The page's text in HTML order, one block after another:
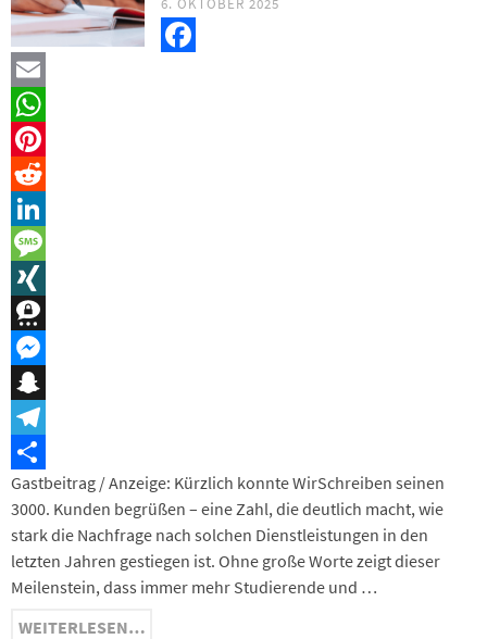
6. OKTOBER 2025
Facebook
Email
WhatsApp
Pinterest
Reddit
LinkedIn
Message
XING
Threema
Messenger
Snapchat
Telegram
Teilen
Gastbeitrag / Anzeige: Kürzlich konnte WirSchreiben seinen
3000. Kunden begrüßen – eine Zahl, die deutlich macht, wie
stark die Nachfrage nach solchen Dienstleistungen in den
letzten Jahren gestiegen ist. Ohne große Worte zeigt dieser
Meilenstein, dass immer mehr Studierende und …
WEITERLESEN…